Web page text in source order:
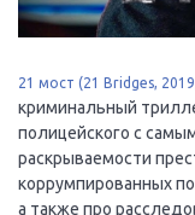
21 мост (21 Bridges,
криминальный
полицейского с
раскрываемости
коррумпированных
а также про